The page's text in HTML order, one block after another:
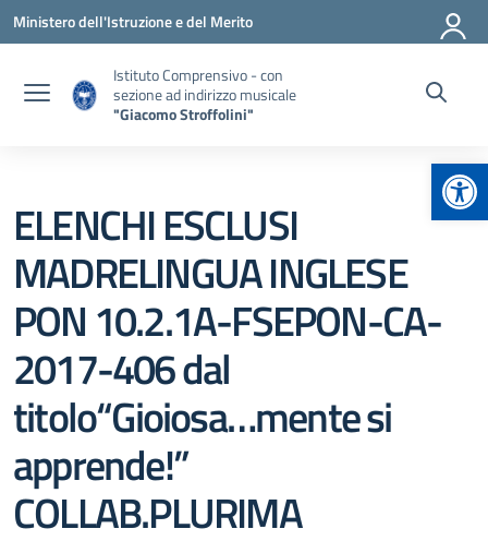
Vai ai contenuti
Vai al menu di navigazione
Vai al footer
Ministero dell'Istruzione e del Merito
Istituto Comprensivo - con
sezione ad indirizzo musicale
"Giacomo Stroffolini"
ELENCHI ESCLUSI
MADRELINGUA INGLESE
PON 10.2.1A-FSEPON-CA-
2017-406 dal
titolo“Gioiosa…mente si
apprende!”
COLLAB.PLURIMA